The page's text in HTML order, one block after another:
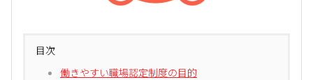
目次
働きやすい職場認定制度の目的